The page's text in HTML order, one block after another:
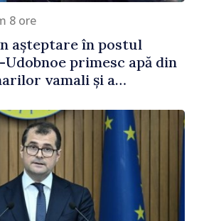
8 ore
așteptare în postul
primesc apă din
vamali și a